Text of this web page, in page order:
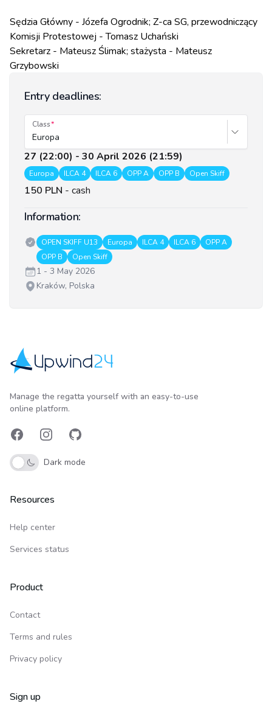
Sędzia Główny - Józefa Ogrodnik; Z-ca SG, przewodniczący
Komisji Protestowej - Tomasz Uchański
Sekretarz - Mateusz Ślimak; stażysta - Mateusz
Grzybowski
Entry deadlines:
Class
Europa
27 (22:00) - 30 April 2026 (21:59)
Europa ILCA 4 ILCA 6 OPP A OPP B Open Skiff
150 PLN - cash
Information:
Classes:OPEN SKIFF U13 Europa ILCA 4 ILCA 6
OPP A
OPP B
Open Skiff
Date:1 - 3 May 2026
Venue:
Kraków, Polska
Manage the regatta yourself with an easy-to-use
online platform.
FacebookInstagramGitHub
Dark mode
Resources
Help center
Services status
Product
Contact
Terms and rules
Privacy policy
Sign up